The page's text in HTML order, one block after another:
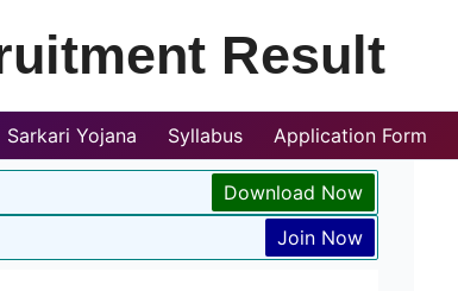
Result
Sarkari Yojana Syllabus Application Form
Download Now
Join Now